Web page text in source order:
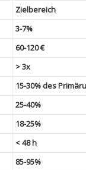
Zielbereich
3-7%
60-120 €
> 3x
15-30% des
25-40%
18-25%
< 48 h
85-95%